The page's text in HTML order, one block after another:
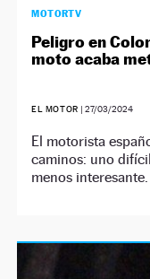
MOTORTV
Peligro en
moto acaba
EL MOTOR | 27/03/2024
El motorista
caminos: uno
menos interesante.